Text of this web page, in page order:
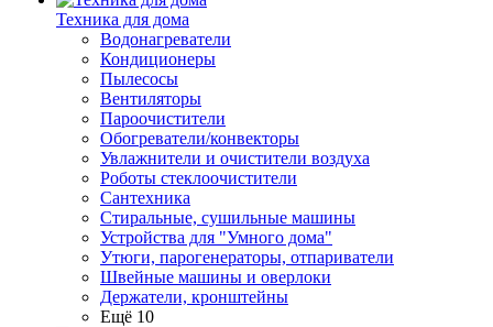
Техника для дома
Водонагреватели
Кондиционеры
Пылесосы
Вентиляторы
Пароочистители
Обогреватели/конвекторы
Увлажнители и очистители воздуха
Роботы стеклоочистители
Сантехника
Стиральные, сушильные машины
Устройства для "Умного дома"
Утюги, парогенераторы, отпариватели
Швейные машины и оверлоки
Держатели, кронштейны
Ещё 10